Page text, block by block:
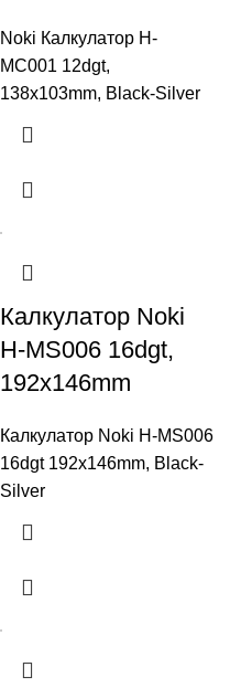
Noki Калкулатор H-
MC001 12dgt,
138x103mm, Black-Silver
Калкулатор Noki
H-MS006 16dgt,
192x146mm
Калкулатор Noki H-MS006
16dgt 192x146mm, Black-
Silver